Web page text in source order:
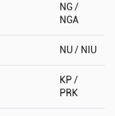
NG /
NGA
NU / NIU
KP /
PRK